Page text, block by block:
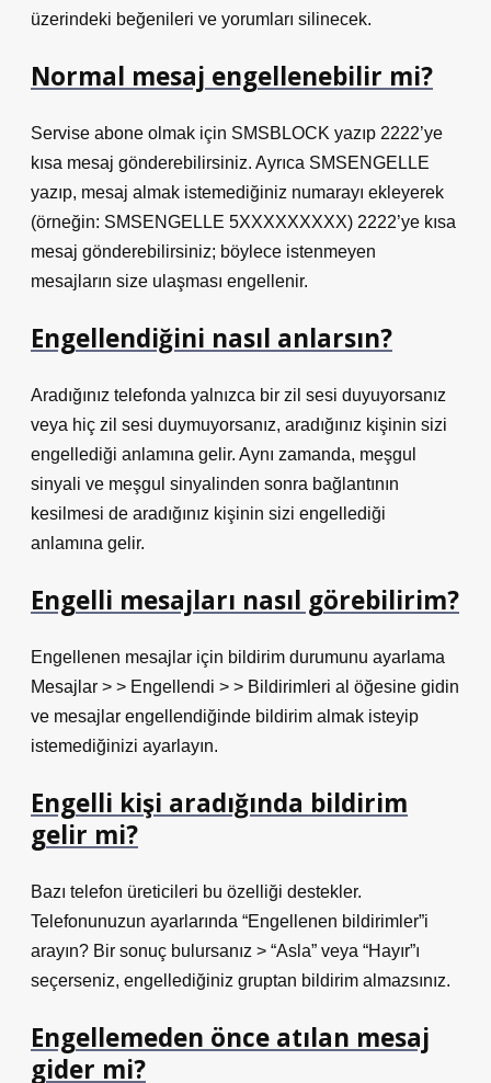
üzerindeki beğenileri ve yorumları silinecek.
Normal mesaj engellenebilir mi?
Servise abone olmak için SMSBLOCK yazıp 2222’ye
kısa mesaj gönderebilirsiniz. Ayrıca SMSENGELLE
yazıp, mesaj almak istemediğiniz numarayı ekleyerek
(örneğin: SMSENGELLE 5XXXXXXXXX) 2222’ye kısa
mesaj gönderebilirsiniz; böylece istenmeyen
mesajların size ulaşması engellenir.
Engellendiğini nasıl anlarsın?
Aradığınız telefonda yalnızca bir zil sesi duyuyorsanız
veya hiç zil sesi duymuyorsanız, aradığınız kişinin sizi
engellediği anlamına gelir. Aynı zamanda, meşgul
sinyali ve meşgul sinyalinden sonra bağlantının
kesilmesi de aradığınız kişinin sizi engellediği
anlamına gelir.
Engelli mesajları nasıl görebilirim?
Engellenen mesajlar için bildirim durumunu ayarlama
Mesajlar > > Engellendi > > Bildirimleri al öğesine gidin
ve mesajlar engellendiğinde bildirim almak isteyip
istemediğinizi ayarlayın.
Engelli kişi aradığında bildirim
gelir mi?
Bazı telefon üreticileri bu özelliği destekler.
Telefonunuzun ayarlarında “Engellenen bildirimler”i
arayın? Bir sonuç bulursanız > “Asla” veya “Hayır”ı
seçerseniz, engellediğiniz gruptan bildirim almazsınız.
Engellemeden önce atılan mesaj
gider mi?